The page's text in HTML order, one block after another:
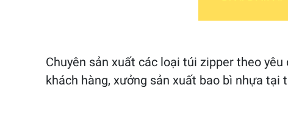
Chuyên sản xuất các loại túi zipper theo
khách hàng, xưởng sản xuất bao bì nhựa tại